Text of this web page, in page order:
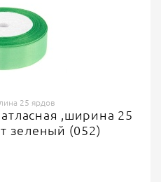
25 ярдов
,ширина 25
зеленый (052)